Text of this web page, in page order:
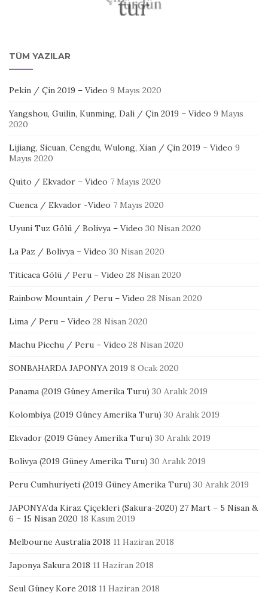
TÜM YAZILAR
Pekin / Çin 2019 – Video 9 Mayıs 2020
Yangshou, Guilin, Kunming, Dali / Çin 2019 – Video 9 Mayıs
2020
Lijiang, Sicuan, Cengdu, Wulong, Xian / Çin 2019 – Video 9
Mayıs 2020
Quito / Ekvador – Video 7 Mayıs 2020
Cuenca / Ekvador -Video 7 Mayıs 2020
Uyuni Tuz Gölü / Bolivya – Video 30 Nisan 2020
La Paz / Bolivya – Video 30 Nisan 2020
Titicaca Gölü / Peru – Video 28 Nisan 2020
Rainbow Mountain / Peru – Video 28 Nisan 2020
Lima / Peru – Video 28 Nisan 2020
Machu Picchu / Peru – Video 28 Nisan 2020
SONBAHARDA JAPONYA 2019 8 Ocak 2020
Panama (2019 Güney Amerika Turu) 30 Aralık 2019
Kolombiya (2019 Güney Amerika Turu) 30 Aralık 2019
Ekvador (2019 Güney Amerika Turu) 30 Aralık 2019
Bolivya (2019 Güney Amerika Turu) 30 Aralık 2019
Peru Cumhuriyeti (2019 Güney Amerika Turu) 30 Aralık 2019
JAPONYA’da Kiraz Çiçekleri (Sakura-2020) 27 Mart – 5 Nisan &
6 – 15 Nisan 2020 18 Kasım 2019
Melbourne Australia 2018 11 Haziran 2018
Japonya Sakura 2018 11 Haziran 2018
Seul Güney Kore 2018 11 Haziran 2018